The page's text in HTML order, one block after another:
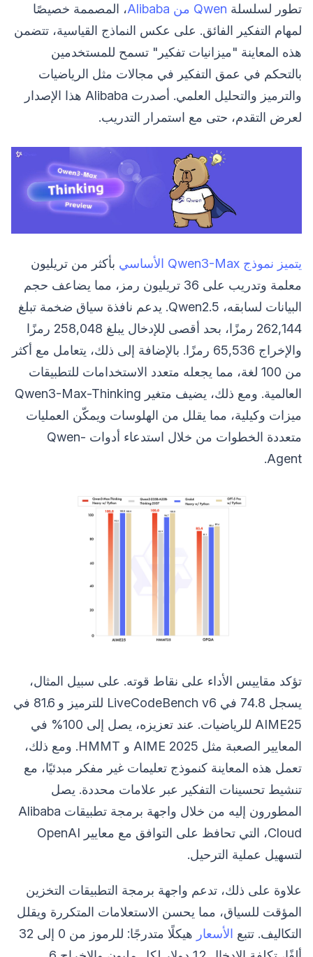
تطور لسلسلة Qwen من Alibaba
، المصممة خصيصًا
لمهام التفكير الفائق. على عكس النماذج القياسية، تتضمن
هذه المعاينة "ميزانيات تفكير" تسمح للمستخدمين
بالتحكم في عمق التفكير في مجالات مثل الرياضيات
والترميز والتحليل العلمي. أصدرت Alibaba هذا الإصدار
لعرض التقدم، حتى مع استمرار التدريب.
يتميز نموذج Qwen3-Max الأساسي
بأكثر من تريليون
معلمة وتدريب على 36 تريليون رمز، مما يضاعف حجم
البيانات لسابقه، Qwen2.5. يدعم نافذة سياق ضخمة تبلغ
262,144 رمزًا، بحد أقصى للإدخال يبلغ 258,048 رمزًا
والإخراج 65,536 رمزًا. بالإضافة إلى ذلك، يتعامل مع أكثر
من 100 لغة، مما يجعله متعدد الاستخدامات للتطبيقات
العالمية. ومع ذلك، يضيف متغير Qwen3-Max-Thinking
ميزات وكيلية، مما يقلل من الهلوسات ويمكّن العمليات
متعددة الخطوات من خلال استدعاء أدوات Qwen-
Agent.
تؤكد مقاييس الأداء على نقاط قوته. على سبيل المثال،
يسجل 74.8 في LiveCodeBench v6 للترميز و 81.6 في
AIME25 للرياضيات. عند تعزيزه، يصل إلى 100% في
المعايير الصعبة مثل AIME 2025 و HMMT. ومع ذلك،
تعمل هذه المعاينة كنموذج تعليمات غير مفكر مبدئيًا، مع
تنشيط تحسينات التفكير عبر علامات محددة. يصل
المطورون إليه من خلال واجهة برمجة تطبيقات Alibaba
Cloud، التي تحافظ على التوافق مع معايير OpenAI
لتسهيل عملية الترحيل.
علاوة على ذلك، تدعم واجهة برمجة التطبيقات التخزين
المؤقت للسياق، مما يحسن الاستعلامات المتكررة ويقلل
التكاليف. تتبع الأسعار
هيكلًا متدرجًا: للرموز من 0 إلى 32